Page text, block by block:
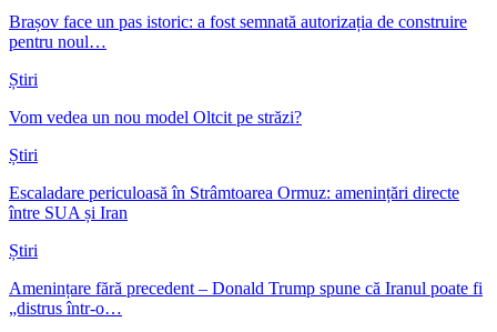
Brașov face un pas istoric: a fost semnată autorizația de construire
pentru noul…
Știri
Vom vedea un nou model Oltcit pe străzi?
Știri
Escaladare periculoasă în Strâmtoarea Ormuz: amenințări directe
între SUA și Iran
Știri
Amenințare fără precedent – Donald Trump spune că Iranul poate fi
„distrus într-o…